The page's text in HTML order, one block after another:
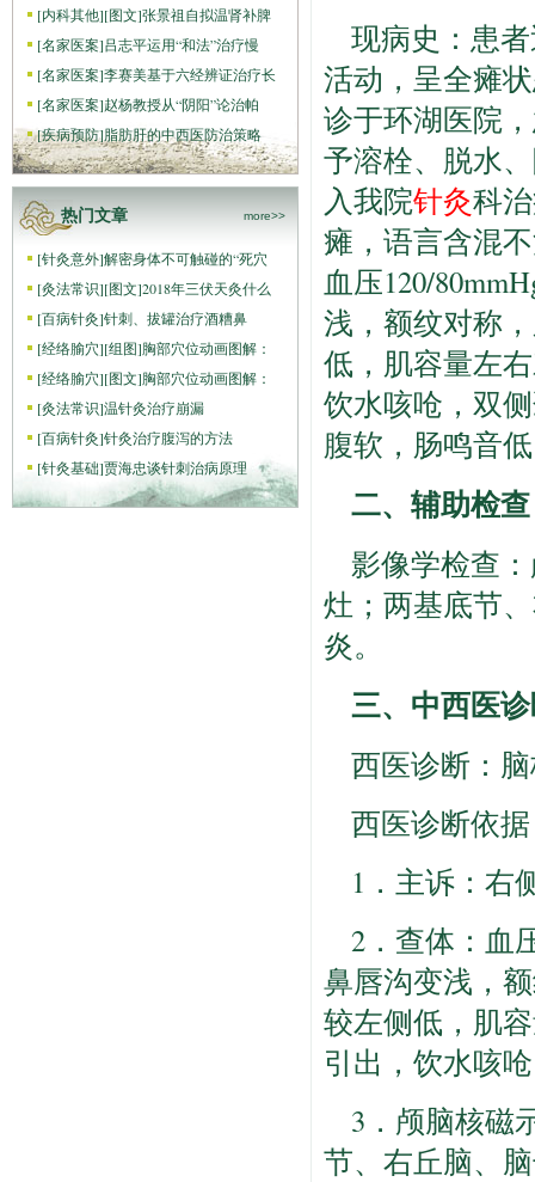
[内科其他][图文]张景祖自拟温肾补脾
[名家医案]吕志平运用“和法”治疗慢
[名家医案]李赛美基于六经辨证治疗长
[名家医案]赵杨教授从“阴阳”论治帕
[疾病预防]脂肪肝的中西医防治策略
热门文章 more>>
[针灸意外]解密身体不可触碰的“死穴
[灸法常识][图文]2018年三伏天灸什么
[百病针灸]针刺、拔罐治疗酒糟鼻
[经络腧穴][组图]胸部穴位动画图解：
[经络腧穴][图文]胸部穴位动画图解：
[灸法常识]温针灸治疗崩漏
[百病针灸]针灸治疗腹泻的方法
[针灸基础]贾海忠谈针刺治病原理
现病史：患
活动，呈全瘫
诊于环湖医院
予溶栓、脱水
入我院针灸科
瘫，语言含混
血压120/
浅，额纹对称
低，肌容量左
饮水咳呛，双
腹软，肠鸣音
二、辅助检查
影像学检查
灶；两基底节
炎。
三、中西医
西医诊断：
西医诊断依
1．主诉：右
2．查体：血
鼻唇沟变浅，
较左侧低，肌
引出，饮水咳
3．颅脑核磁
节、右丘脑、